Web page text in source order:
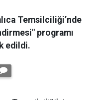
Temsilciliği’nde
programı
edildi.